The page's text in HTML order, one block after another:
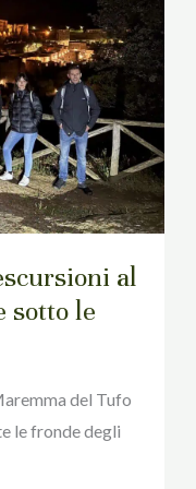
al
sotto le
del Tufo
le fronde degli